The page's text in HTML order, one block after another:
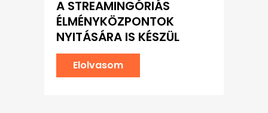
A STREAMINGÓRIÁS
ÉLMÉNYKÖZPONTOK
NYITÁSÁRA IS KÉSZÜL
Elolvasom